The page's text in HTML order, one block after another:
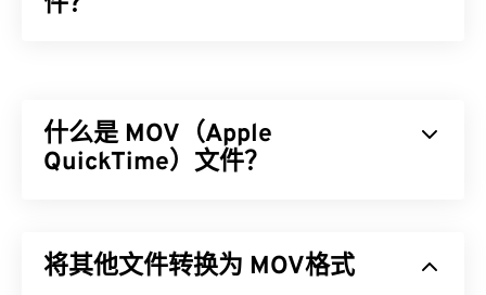
窄带信号，因此不适合用作音乐文件。
版 QuickTime中打开。3GA 文件也可在大多数手机
的录音机应用程序中打开。由于 3GA 文件常用于彩
什么是 MOV（Apple
QuickTime）文件？
媒体文件保存到用户设备而闻名。其显著特点之一是
将其他文件转换为 MOV格式